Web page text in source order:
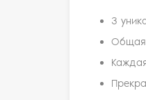
3
Общая